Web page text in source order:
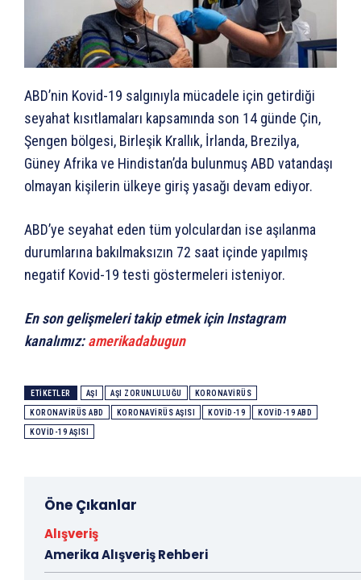
ABD’nin Kovid-19 salgınıyla mücadele için getirdiği
seyahat kısıtlamaları kapsamında son 14 günde Çin,
Şengen bölgesi, Birleşik Krallık, İrlanda, Brezilya,
Güney Afrika ve Hindistan’da bulunmuş ABD vatandaşı
olmayan kişilerin ülkeye giriş yasağı devam ediyor.
ABD’ye seyahat eden tüm yolculardan ise aşılanma
durumlarına bakılmaksızın 72 saat içinde yapılmış
negatif Kovid-19 testi göstermeleri isteniyor.
En son gelişmeleri takip etmek için Instagram
kanalımız:amerikadabugun
ETIKETLER AŞI AŞI ZORUNLULUĞU KORONAVIRÜS
KORONAVIRÜS ABD KORONAVIRÜS AŞISI KOVID-19 KOVID-19 ABD
KOVID-19 AŞISI
Öne Çıkanlar
Alışveriş
Amerika Alışveriş Rehberi